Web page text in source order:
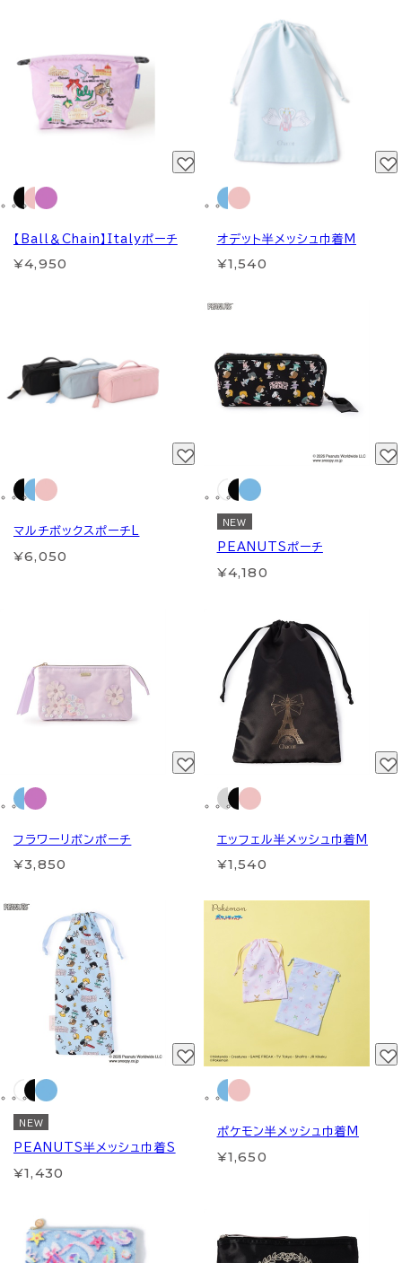
【Ball＆Chain】Italyポーチ
¥4,950
オデット半メッシュ巾着M
¥1,540
マルチボックスポーチL
¥6,050
NEW
PEANUTSポーチ
¥4,180
フラワーリボンポーチ
¥3,850
エッフェル半メッシュ巾着M
¥1,540
NEW
PEANUTS半メッシュ巾着S
¥1,430
ポケモン半メッシュ巾着M
¥1,650